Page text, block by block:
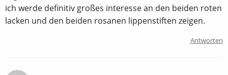
ich werde definitiv großes interesse an den beiden roten
lacken und den beiden rosanen lippenstiften zeigen.
Antworten